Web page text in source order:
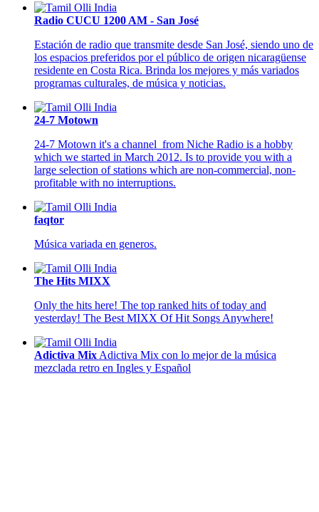
Radio CUCU 1200 AM - San José
Estación de radio que transmite desde San José, siendo uno de
los espacios preferidos por el público de origen nicaragüense
residente en Costa Rica. Brinda los mejores y más variados
programas culturales, de música y noticias.
24-7 Motown
24-7 Motown it's a channel from Niche Radio is a hobby
which we started in March 2012. Is to provide you with a
large selection of stations which are non-commercial, non-
profitable with no interruptions.
faqtor
Música variada en generos.
The Hits MIXX
Only the hits here! The top ranked hits of today and
yesterday! The Best MIXX Of Hit Songs Anywhere!
Adictiva Mix Adictiva Mix con lo mejor de la música
mezclada retro en Ingles y Español